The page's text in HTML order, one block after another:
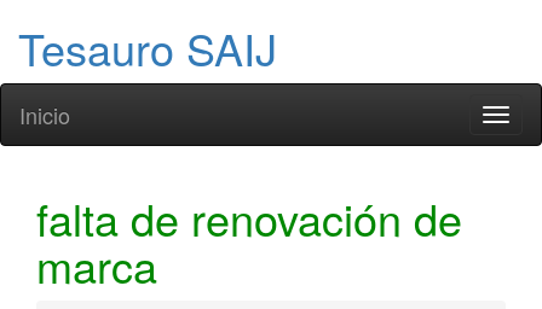
Tesauro SAIJ
Inicio
falta de renovación de
marca